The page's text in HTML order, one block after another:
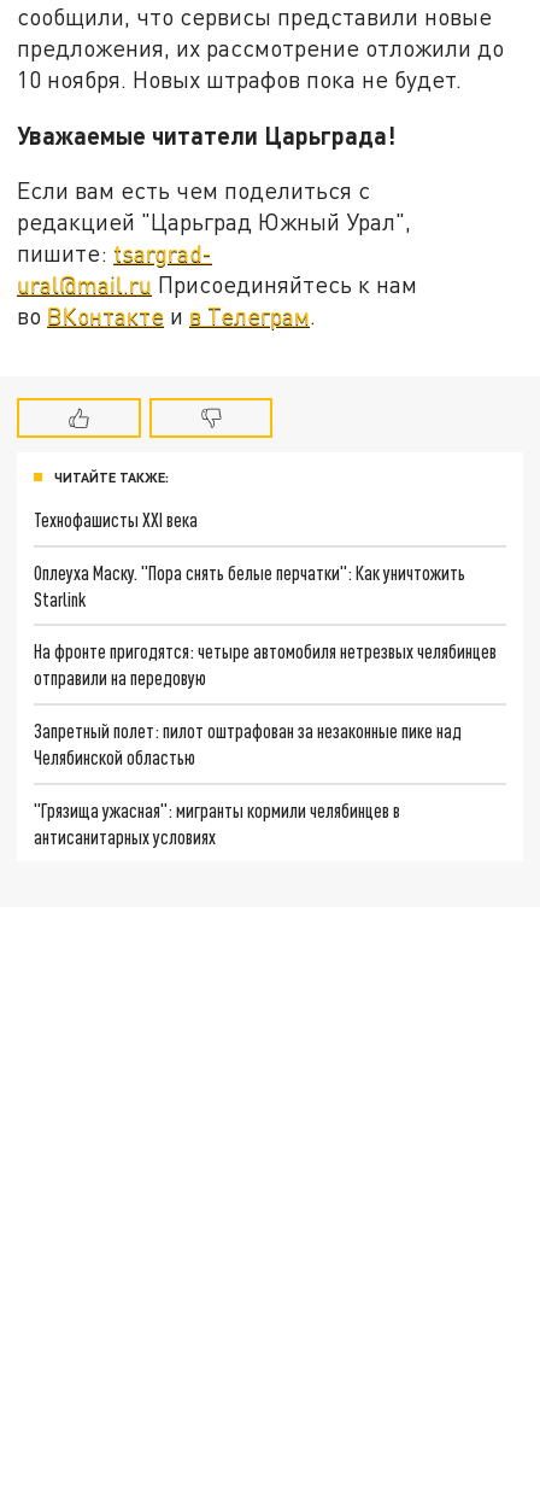
сообщили, что сервисы представили новые
предложения, их рассмотрение отложили до
10 ноября. Новых штрафов пока не будет.
Уважаемые читатели Царьграда!
Если вам есть чем поделиться с
редакцией "Царьград Южный Урал",
пишите: tsargrad-
ural@mail.ru Присоединяйтесь к нам
во ВКонтакте и в Телеграм.
ЧИТАЙТЕ ТАКЖЕ:
Технофашисты XXI века
Оплеуха Маску. "Пора снять белые перчатки": Как уничтожить
Starlink
На фронте пригодятся: четыре автомобиля нетрезвых челябинцев
отправили на передовую
Запретный полет: пилот оштрафован за незаконные пике над
Челябинской областью
"Грязища ужасная": мигранты кормили челябинцев в
антисанитарных условиях